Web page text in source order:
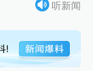
听新闻